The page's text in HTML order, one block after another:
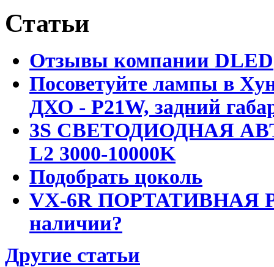
Статьи
Отзывы компании DLED
Посоветуйте лампы в
ДХО - P21W, задний
3S СВЕТОДИОДНАЯ
L2 3000-10000K
Подобрать цоколь
VX-6R ПОРТАТИВНАЯ
наличии?
Другие статьи